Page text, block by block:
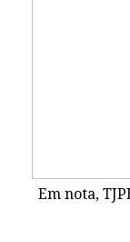
Em nota,